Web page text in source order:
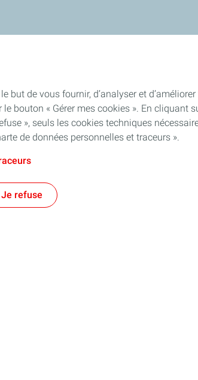
but de vous fournir, d’analyser et
bouton « Gérer mes cookies ». En cliquant
», seuls les cookies techniques
de données personnelles et traceurs ».
Je refuse